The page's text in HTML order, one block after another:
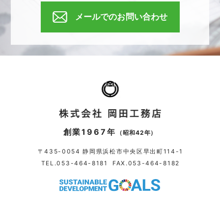
メールでのお問い合わせ
創業1967年 （昭和42年）
〒435-0054 静岡県浜松市中央区早出町114-1
TEL.053-464-8181 FAX.053-464-8182